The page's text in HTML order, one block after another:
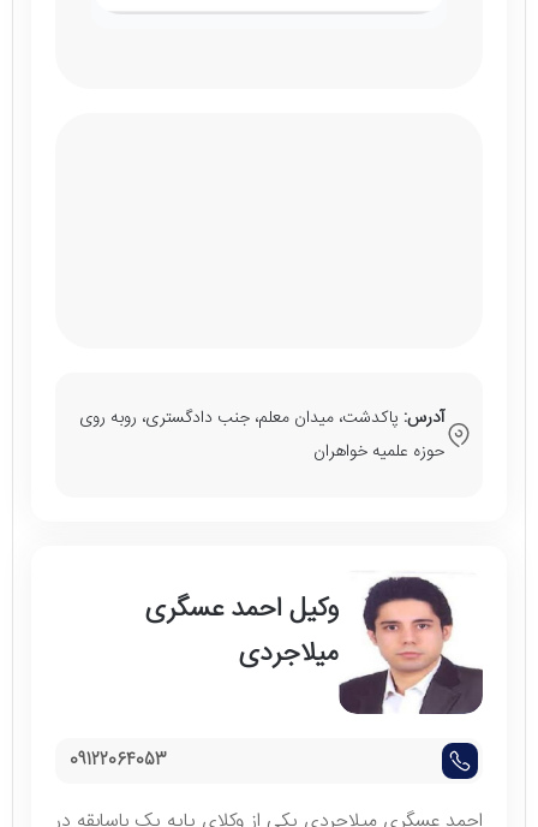
آدرس: پاکدشت، میدان معلم، جنب دادگستری، روبه روی
حوزه علمیه خواهران
وکیل احمد عسگری
میلاجردی
09122064053